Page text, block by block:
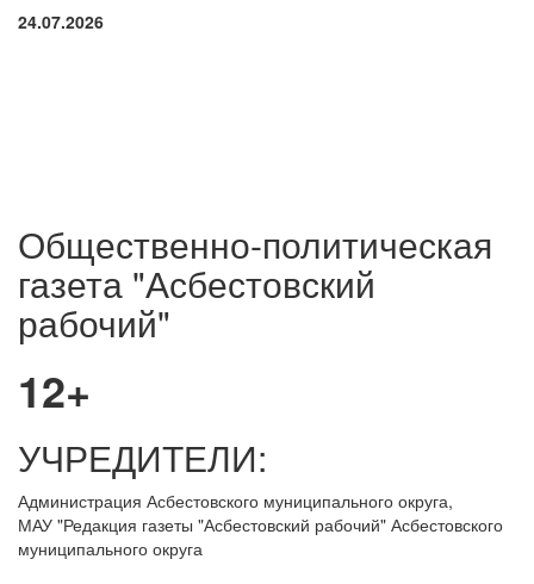
24.07.2026
Общественно-политическая
газета "Асбестовский
рабочий"
12+
УЧРЕДИТЕЛИ:
Администрация Асбестовского муниципального округа,
МАУ"Редакция газеты "Асбестовский рабочий" Асбестовского
муниципального округа